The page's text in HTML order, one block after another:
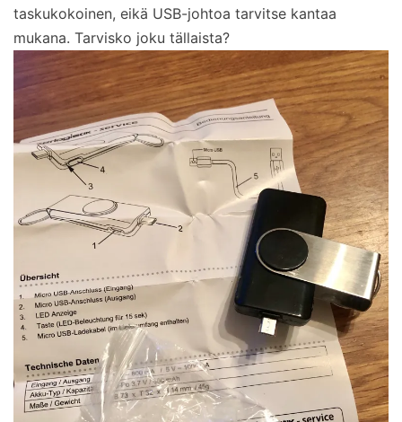
taskukokoinen, eikä USB-johtoa tarvitse kantaa
mukana. Tarvisko joku tällaista?